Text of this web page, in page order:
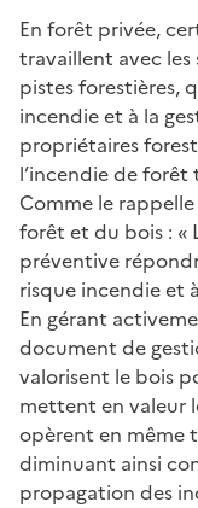
En forêt privée,
travaillent avec les
pistes forestières,
incendie et à la
propriétaires
l’incendie de
Comme le
forêt et du bois : «
préventive
risque incendie et
En gérant
document de
valorisent le bois
mettent en valeur
opèrent en même
diminuant ainsi
propagation des